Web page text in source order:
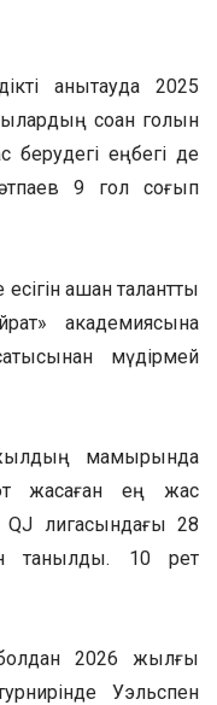
анықтауда 2025
соққан голын
берудегі еңбегі де
9 гол соғып
ашқан талантты
академиясына
мүдірмей
мамырында
жасаған ең жас
QJ лигасындағы 28
танылды. 10 рет
2026 жылғы
Уэльспен